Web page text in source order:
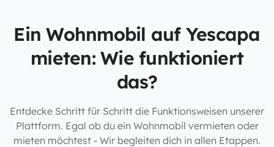
Ein Wohnmobil auf Yescapa
mieten: Wie funktioniert
das?
Entdecke Schritt für Schritt die Funktionsweisen unserer
Plattform. Egal ob du ein Wohnmobil vermieten oder
mieten möchtest - Wir begleiten dich in allen Etappen.